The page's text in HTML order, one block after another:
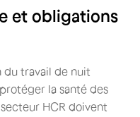
et obligations
du travail de nuit
la santé des
HCR doivent